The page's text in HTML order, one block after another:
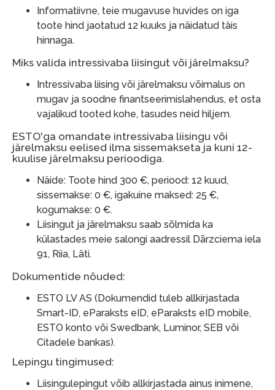
Informatiivne, teie mugavuse huvides on iga
toote hind jaotatud 12 kuuks ja näidatud täis
hinnaga.
Miks valida intressivaba liisingut või järelmaksu?
Intressivaba liising või järelmaksu võimalus on
mugav ja soodne finantseerimislahendus, et osta
vajalikud tooted kohe, tasudes neid hiljem.
ESTO'ga omandate intressivaba liisingu või
järelmaksu eelised ilma sissemakseta ja kuni 12-
kuulise järelmaksu perioodiga.
Näide: Toote hind 300 €, periood: 12 kuud,
sissemakse: 0 €, igakuine maksed: 25 €,
kogumakse: 0 €.
Liisingut ja järelmaksu saab sõlmida ka
külastades meie salongi aadressil Dārzciema iela
91, Riia, Läti.
Dokumentide nõuded:
ESTO LV AS (Dokumendid tuleb allkirjastada
Smart-ID, eParaksts eID, eParaksts eID mobile,
ESTO konto või Swedbank, Luminor, SEB või
Citadele bankas).
Lepingu tingimused:
Liisingulepingut võib allkirjastada ainus inimene,